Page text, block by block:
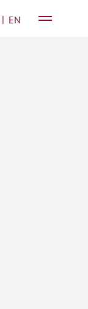
DeutschEnglish